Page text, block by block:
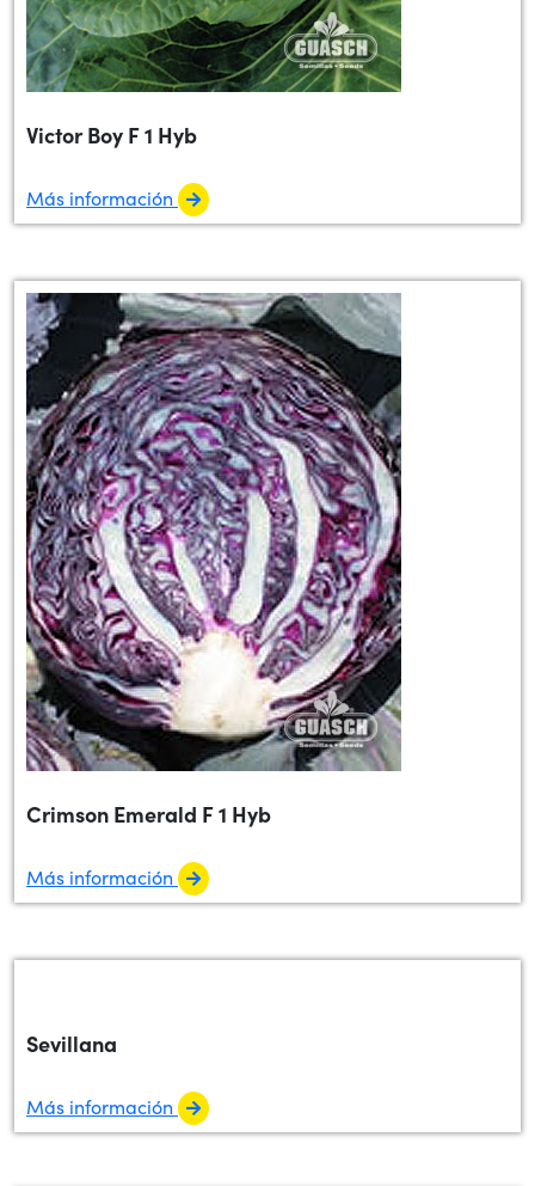
Victor Boy F 1 Hyb
Más información
Crimson Emerald F 1 Hyb
Más información
Sevillana
Más información